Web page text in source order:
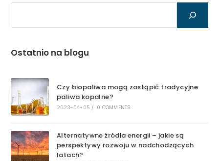
Ostatnio na blogu
Czy biopaliwa mogą zastąpić tradycyjne
paliwa kopalne?
2023-04-05 / 0 COMMENTS
Alternatywne źródła energii – jakie są
perspektywy rozwoju w nadchodzących
latach?